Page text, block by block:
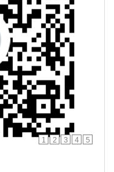
1 2 3 4 5